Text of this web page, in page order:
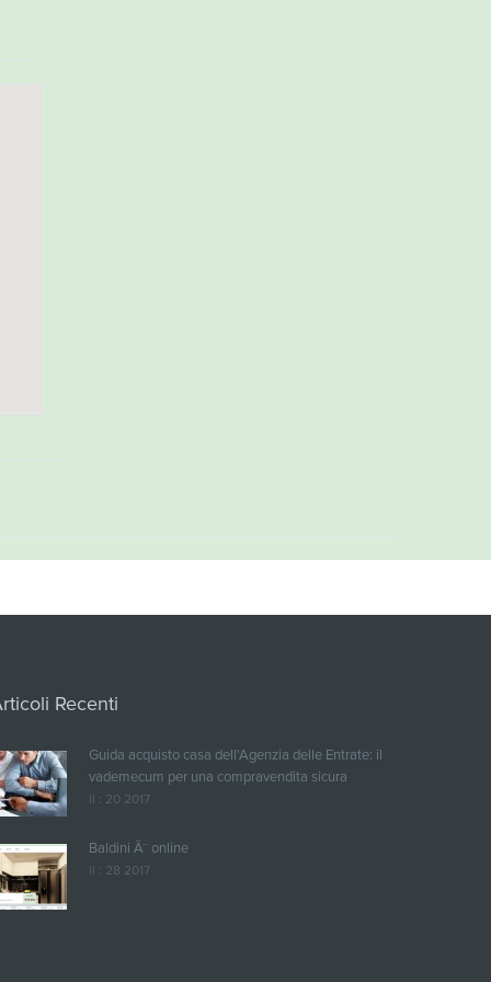
Recenti
Guida acquisto casa dell'Agenzia delle Entrate: il
vademecum per una compravendita sicura
Il : 20 2017
Baldini Ã¨ online
Il : 28 2017